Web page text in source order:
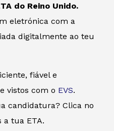
do Reino Unido.
eletrónica com a
digitalmente ao teu
fiável e
vistos com o EVS.
candidatura? Clica no
a tua ETA.